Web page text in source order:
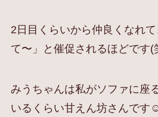
2日目くらいから仲良くなれ
て〜」と催促されるほどです(
みうちゃんは私がソファに座
いるくらい甘えん坊さんです